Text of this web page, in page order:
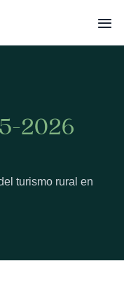
2026
turismo rural en